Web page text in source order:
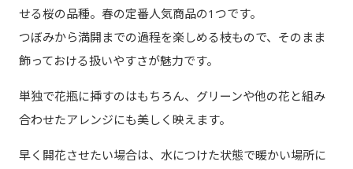
せる桜の品種。春の定番人気商品の1つです。
つぼみから満開までの過程を楽しめる枝もので、そのまま
飾っておける扱いやすさが魅力です。
単独で花瓶に挿すのはもちろん、グリーンや他の花と組み
合わせたアレンジにも美しく映えます。
早く開花させたい場合は、水につけた状態で暖かい場所に